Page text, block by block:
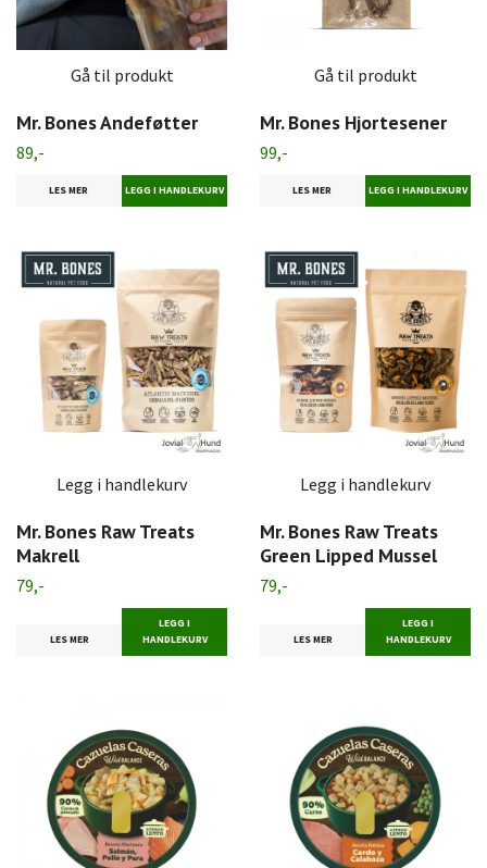
Gå til produkt
Mr. Bones Andeføtter
89,-
LES MER
Gå til produkt
Mr. Bones Hjortesener
99,-
LES MER
Legg i handlekurv
Mr. Bones Raw Treats
Makrell
79,-
LES MER
LEGG I
HANDLEKURV
Legg i handlekurv
Mr. Bones Raw Treats
Green Lipped Mussel
79,-
LES MER
LEGG I
HANDLEKURV